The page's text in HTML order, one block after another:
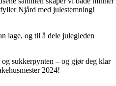
Njård med julestemning!
lage, og til å dele julegleden
sukkerpynten – og gjør deg klar
2024!